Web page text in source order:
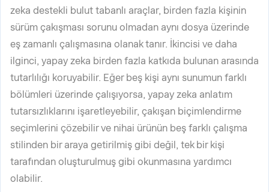
zeka destekli bulut tabanlı araçlar, birden fazla kişinin
sürüm çakışması sorunu olmadan aynı dosya üzerinde
eş zamanlı çalışmasına olanak tanır. İkincisi ve daha
ilginci, yapay zeka birden fazla katkıda bulunan arasında
tutarlılığı koruyabilir. Eğer beş kişi aynı sunumun farklı
bölümleri üzerinde çalışıyorsa, yapay zeka anlatım
tutarsızlıklarını işaretleyebilir, çakışan biçimlendirme
seçimlerini çözebilir ve nihai ürünün beş farklı çalışma
stilinden bir araya getirilmiş gibi değil, tek bir kişi
tarafından oluşturulmuş gibi okunmasına yardımcı
olabilir.